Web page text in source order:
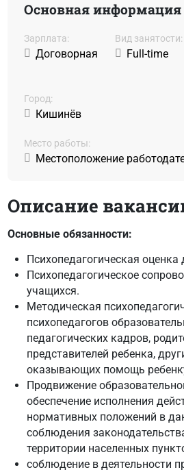
Основная информация
Зарплата:
Договорная
Вид занятости:
Full-time
Город:
Кишинёв
Место работы:
Местоположение
Описание
Основные обязанности:
Психопедагогическая
Психопедагогическое
учащихся.
Методическая
психопедагогов
педагогических кадров,
представителей ребенка,
оказывающих помощь
Продвижение
обеспечение исполнения
нормативных положений в
соблюдения
территории населенных
соблюдение в деятельности